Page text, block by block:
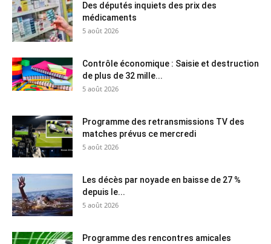
Des députés inquiets des prix des
médicaments
5 août 2026
Contrôle économique : Saisie et destruction
de plus de 32 mille...
5 août 2026
Programme des retransmissions TV des
matches prévus ce mercredi
5 août 2026
Les décès par noyade en baisse de 27 %
depuis le...
5 août 2026
Programme des rencontres amicales